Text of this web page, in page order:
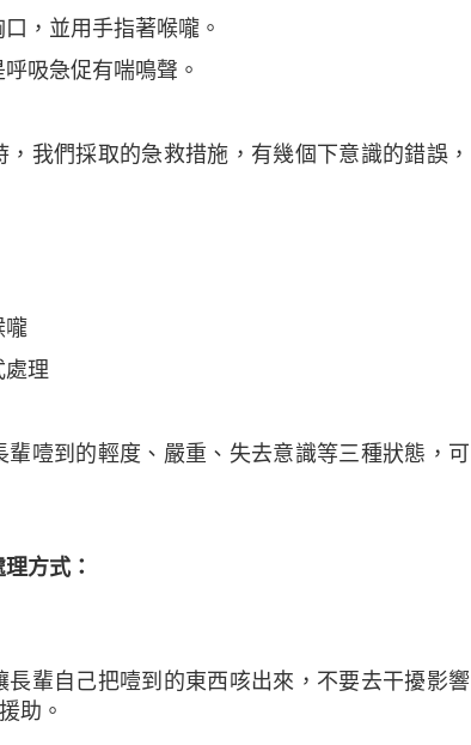
，並用手指著喉嚨。
吸急促有喘鳴聲。
我們採取的急救措施，有幾個下意識的錯誤，
嚨
處理
輩噎到的輕度、嚴重、失去意識等三種狀態，可
方式：
長輩自己把噎到的東西咳出來，不要去干擾影響
助。